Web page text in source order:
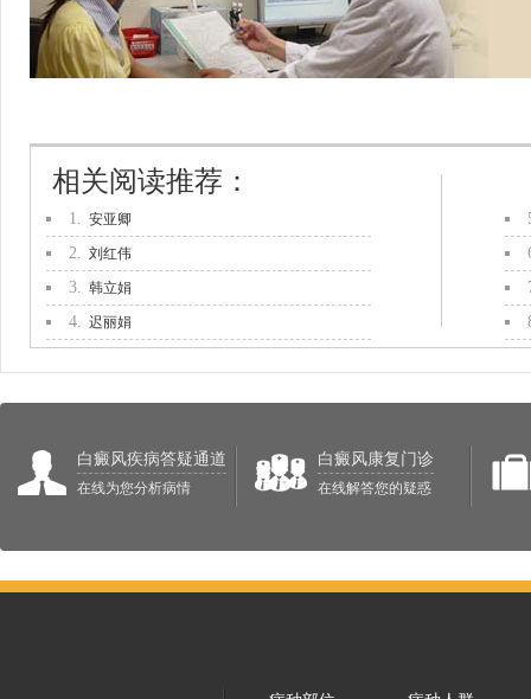
1. 安亚卿
2. 刘红伟
3. 韩立娟
4. 迟丽娟
相关阅读推荐：
白癜风疾病答疑通道
在线为您分析病情
白癜风康复门诊
在线解答您的疑惑